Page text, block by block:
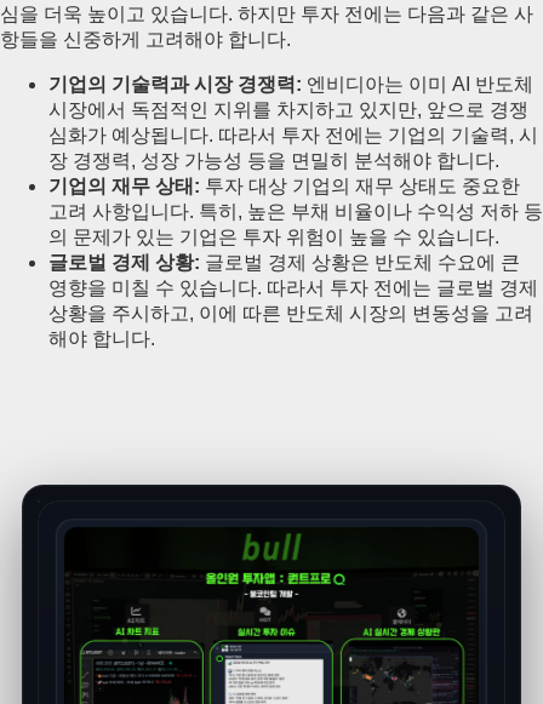
심을 더욱 높이고 있습니다. 하지만 투자 전에는 다음과 같은 사
항들을 신중하게 고려해야 합니다.
기업의 기술력과 시장 경쟁력: 엔비디아는 이미 AI 반도체
시장에서 독점적인 지위를 차지하고 있지만, 앞으로 경쟁
심화가 예상됩니다. 따라서 투자 전에는 기업의 기술력, 시
장 경쟁력, 성장 가능성 등을 면밀히 분석해야 합니다.
기업의 재무 상태: 투자 대상 기업의 재무 상태도 중요한
고려 사항입니다. 특히, 높은 부채 비율이나 수익성 저하 등
의 문제가 있는 기업은 투자 위험이 높을 수 있습니다.
글로벌 경제 상황: 글로벌 경제 상황은 반도체 수요에 큰
영향을 미칠 수 있습니다. 따라서 투자 전에는 글로벌 경제
상황을 주시하고, 이에 따른 반도체 시장의 변동성을 고려
해야 합니다.
상승 파동 / 하락 파동 예측 모델
현재 시장의 방향과 흐름을 더 빠르게 읽을 수 있도록 설